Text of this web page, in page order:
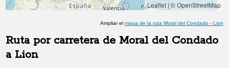
Leaflet|© OpenStreetMap
Ampliar el mapa de la ruta Moral del Condado- Lion
Ruta por carretera de Moral del Condado
a Lion